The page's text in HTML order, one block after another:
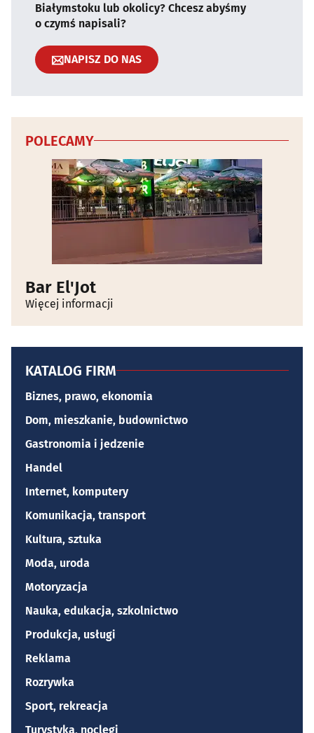
Białymstoku lub okolicy? Chcesz abyśmy
o czymś napisali?
NAPISZ DO NAS
POLECAMY
Bar El'Jot
Więcej informacji
KATALOG FIRM
Biznes, prawo, ekonomia
Dom, mieszkanie, budownictwo
Gastronomia i jedzenie
Handel
Internet, komputery
Komunikacja, transport
Kultura, sztuka
Moda, uroda
Motoryzacja
Nauka, edukacja, szkolnictwo
Produkcja, usługi
Reklama
Rozrywka
Sport, rekreacja
Turystyka, noclegi